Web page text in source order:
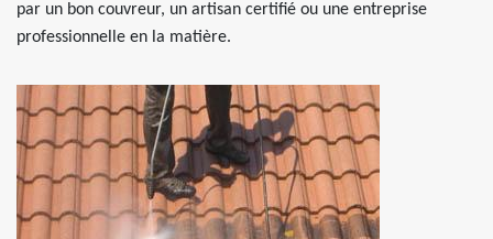
par un bon couvreur, un artisan certifié ou une entreprise
professionnelle en la matière.